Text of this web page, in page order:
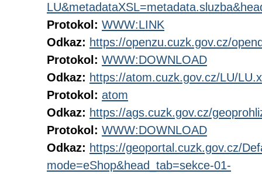
Protokol: WWW:LINK
Odkaz: https://openzu.cuzk.gov.cz/
Protokol: WWW:DOWNLOAD
Odkaz: https://atom.cuzk.gov.cz/LU/
Protokol: atom
Odkaz: https://ags.cuzk.gov.cz/
Protokol: WWW:DOWNLOAD
Odkaz: https://geoportal.cuzk.gov.cz/
mode=eShop&head_tab=sekce-01-